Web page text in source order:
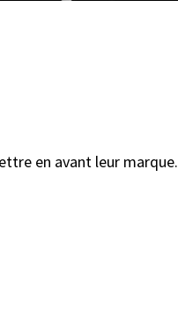
en avant leur marque.